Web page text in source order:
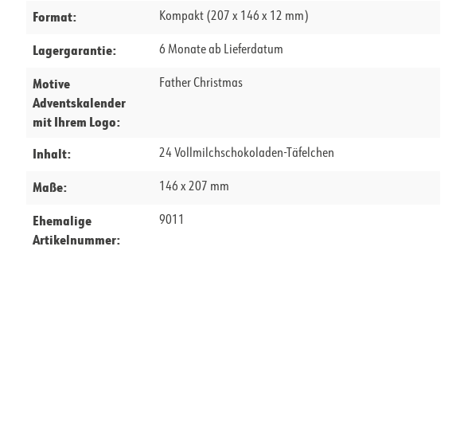
Format: Kompakt (207 x 146 x 12 mm)
Lagergarantie: 6 Monate ab Lieferdatum
Motive
Adventskalender
mit Ihrem Logo:
Father Christmas
Inhalt: 24 Vollmilchschokoladen-Täfelchen
Maße: 146 x 207 mm
Ehemalige
Artikelnummer:
9011